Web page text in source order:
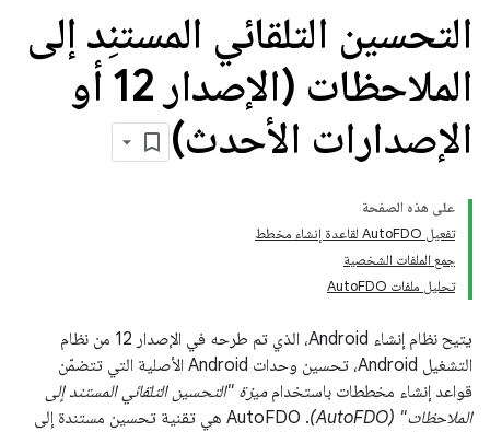
التحسين التلقائي المستنِد إلى
الملاحظات (الإصدار 12 أو
الإصدارات الأحدث)
على هذه الصفحة
تفعيل AutoFDO لقاعدة إنشاء مخطط
جمع الملفات الشخصية
تحليل ملفات AutoFDO
يتيح نظام إنشاء Android، الذي تم طرحه في الإصدار 12 من نظام
التشغيل Android، تحسين وحدات Android الأصلية التي تتضمّن
قواعد إنشاء مخططات باستخدام ميزة "التحسين التلقائي المستند إلى
الملاحظات" (AutoFDO)
. ‫AutoFDO هي تقنية تحسين مستندة إلى